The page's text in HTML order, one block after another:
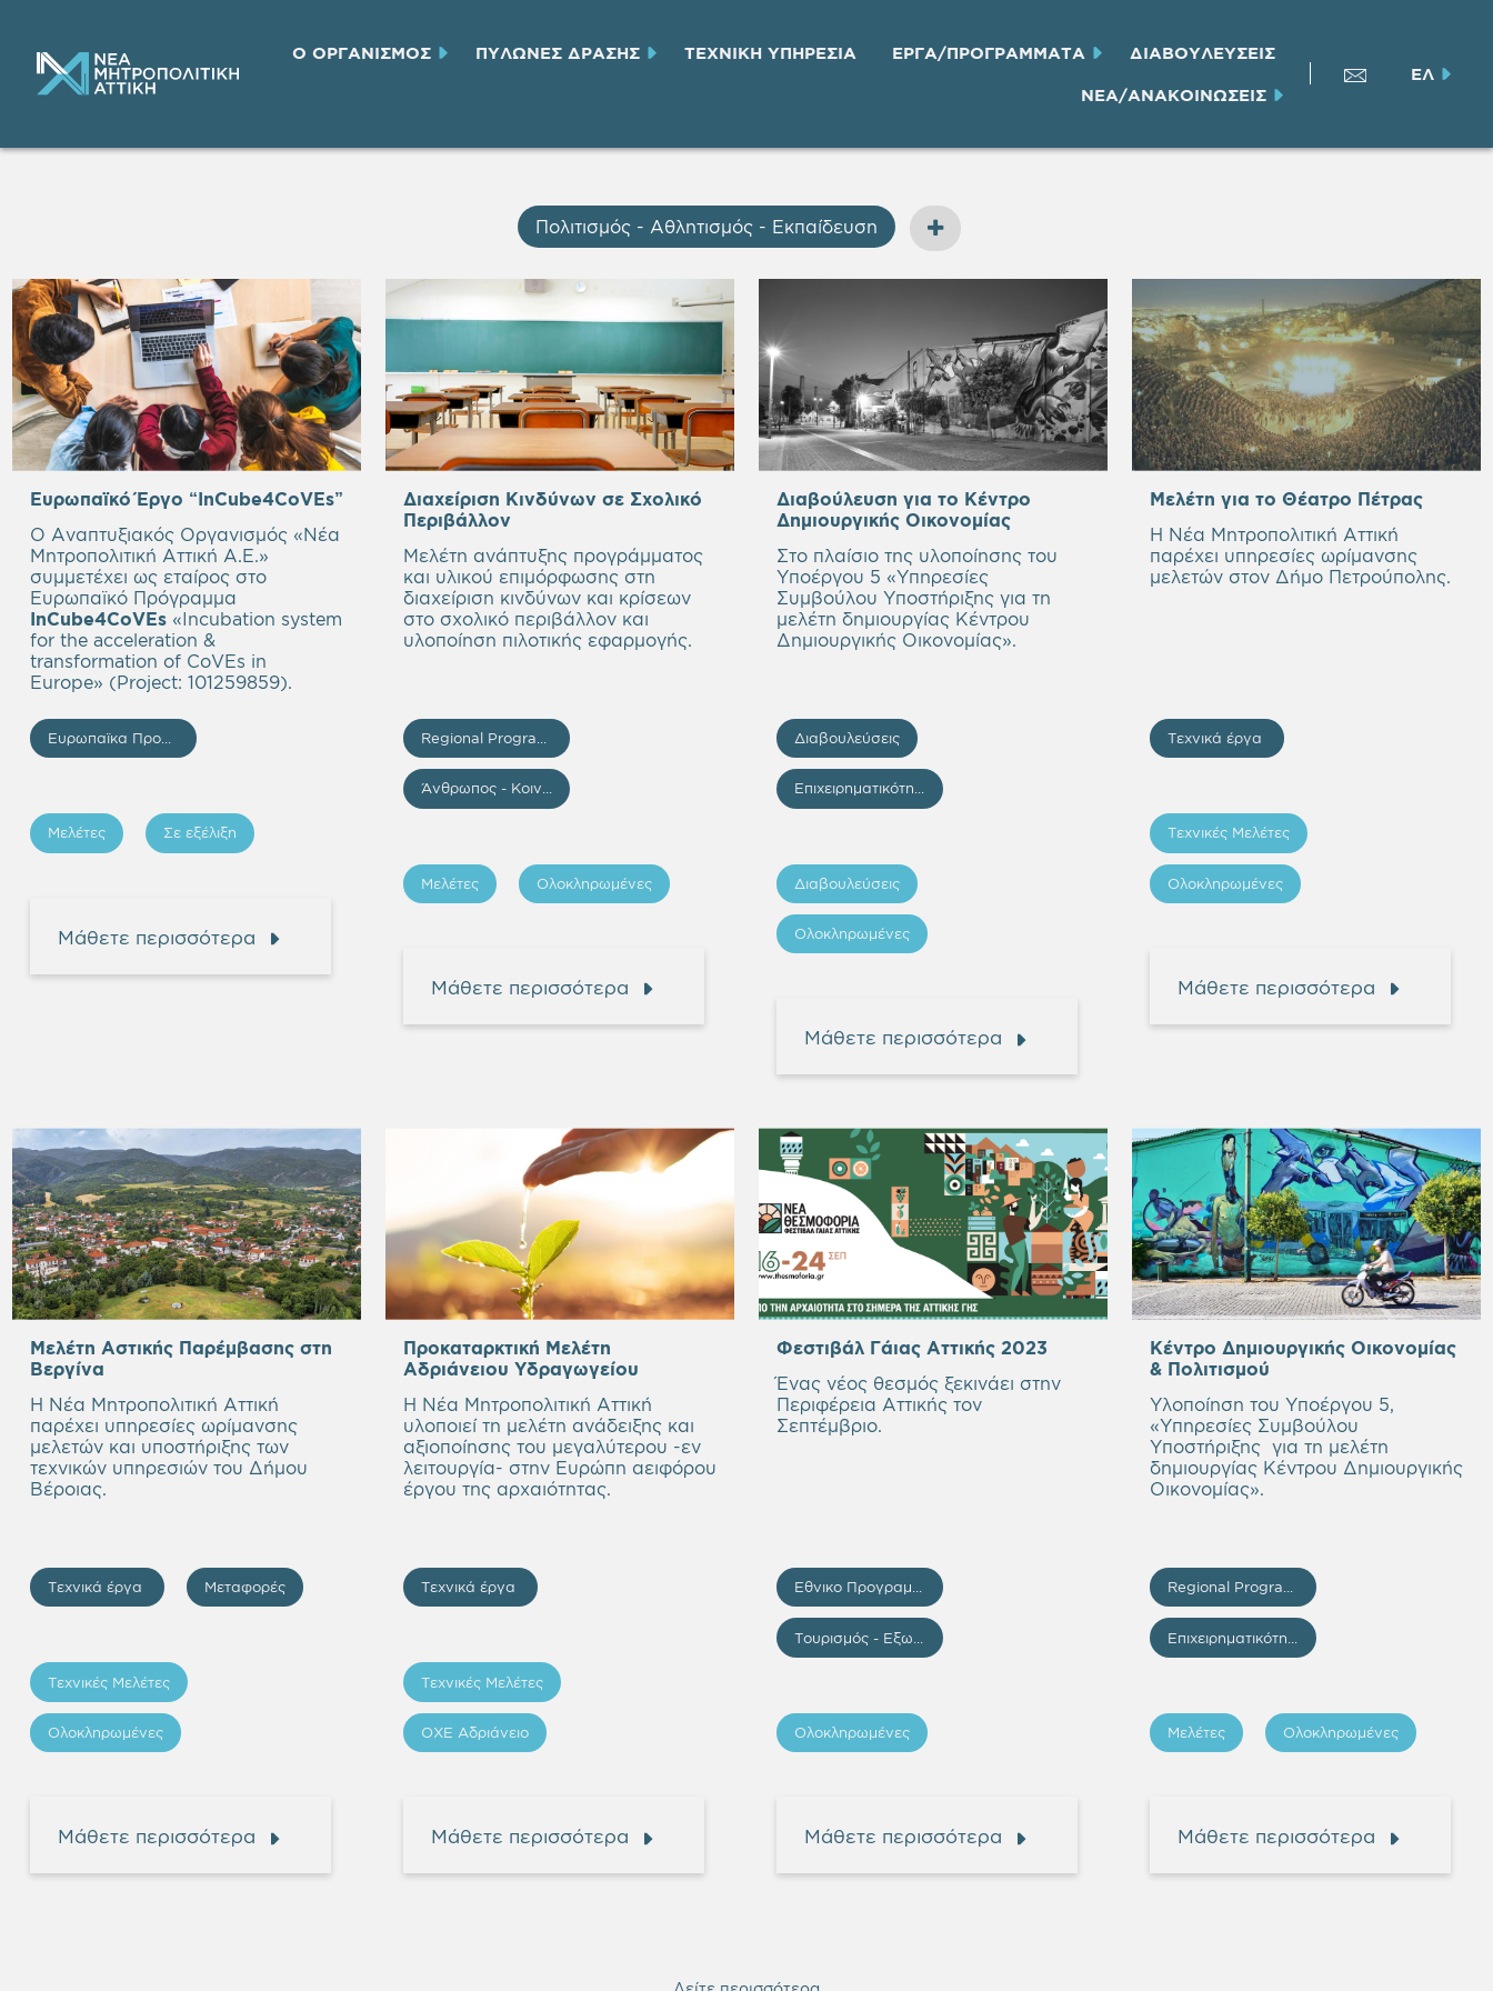
Ο ΟΡΓΑΝΙΣΜΟΣ ΠΥΛΩΝΕΣ ΔΡΑΣΗΣ ΤΕΧΝΙΚH ΥΠΗΡΕΣΙA ΕΡΓΑ/ΠΡΟΓΡΑΜΜΑΤΑ ΔΙΑΒΟΥΛΕΥΣΕΙΣ
ΝΕΑ/ΑΝΑΚΟΙΝΩΣΕΙΣ
ΕΛ
Πολιτισμός - Αθλητισμός - Εκπαίδευση
Ευρωπαϊκό Έργο “InCube4CoVEs”
Ο Αναπτυξιακός Οργανισμός «Νέα
Μητροπολιτική Αττική Α.Ε.»
συμμετέχει ως εταίρος στο
Ευρωπαϊκό Πρόγραμμα
InCube4CoVEs «Incubation system
for the acceleration &
transformation of CoVEs in
Europe» (Project: 101259859).
Μελέτες Σε εξέλιξη
Μάθετε περισσότερα
Διαχείριση Κινδύνων σε Σχολικό
Περιβάλλον
Μελέτη ανάπτυξης προγράμματος
και υλικού επιμόρφωσης στη
διαχείριση κινδύνων και κρίσεων
στο σχολικό περιβάλλον και
υλοποίηση πιλοτικής εφαρμογής.
Μελέτες Ολοκληρωμένες
Μάθετε περισσότερα
Διαβούλευση για το Κέντρο
Δημιουργικής Οικονομίας
Στο πλαίσιο της υλοποίησης του
Υποέργου 5 «Υπηρεσίες
Συμβούλου Υποστήριξης για τη
μελέτη δημιουργίας Κέντρου
Δημιουργικής Οικονομίας».
Διαβουλεύσεις
Διαβουλεύσεις
Ολοκληρωμένες
Μάθετε περισσότερα
Μελέτη για το Θέατρο Πέτρας
Η Νέα Μητροπολιτική Αττική
παρέχει υπηρεσίες ωρίμανσης
μελετών στον Δήμο Πετρούπολης.
Τεχνικά έργα
Τεχνικές Μελέτες
Ολοκληρωμένες
Μάθετε περισσότερα
Μελέτη Αστικής Παρέμβασης στη
Βεργίνα
Η Νέα Μητροπολιτική Αττική
παρέχει υπηρεσίες ωρίμανσης
μελετών και υποστήριξης των
τεχνικών υπηρεσιών του Δήμου
Βέροιας.
Τεχνικά έργα Μεταφορές
Τεχνικές Μελέτες
Ολοκληρωμένες
Μάθετε περισσότερα
Προκαταρκτική Μελέτη
Αδριάνειου Υδραγωγείου
Η Νέα Μητροπολιτική Αττική
υλοποιεί τη μελέτη ανάδειξης και
αξιοποίησης του μεγαλύτερου -εν
λειτουργία- στην Ευρώπη αειφόρου
έργου της αρχαιότητας.
Τεχνικά έργα
Τεχνικές Μελέτες
ΟΧΕ Αδριάνειο
Μάθετε περισσότερα
Φεστιβάλ Γάιας Αττικής 2023
Ένας νέος θεσμός ξεκινάει στην
Περιφέρεια Αττικής τον
Σεπτέμβριο.
Ολοκληρωμένες
Μάθετε περισσότερα
Κέντρο Δημιουργικής Οικονομίας
& Πολιτισμού
Υλοποίηση του Υποέργου 5,
«Υπηρεσίες Συμβούλου
Υποστήριξης για τη μελέτη
δημιουργίας Κέντρου Δημιουργικής
Οικονομίας».
Μελέτες Ολοκληρωμένες
Μάθετε περισσότερα